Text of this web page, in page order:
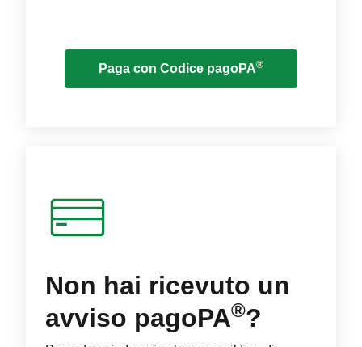
Paga con Codice pagoPA®
Non hai ricevuto un
avviso pagoPA®?